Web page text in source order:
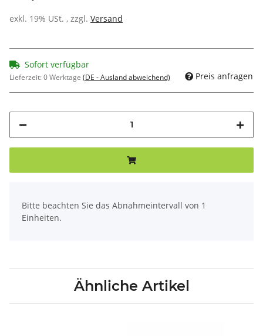
exkl. 19% USt. , zzgl. Versand
Sofort verfügbar
Lieferzeit:0 Werktage (DE - Ausland abweichend) Preis anfragen
Bitte beachten Sie das Abnahmeintervall von 1
Einheiten.
Ähnliche Artikel